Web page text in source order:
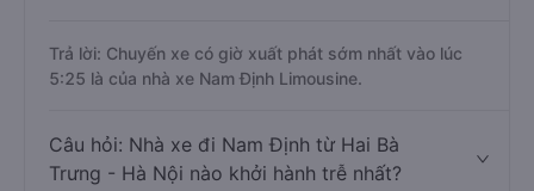
Trả lời: Chuyến xe có giờ xuất phát sớm nhất vào lúc
5:25 là của nhà xe Nam Định Limousine.
Câu hỏi: Nhà xe đi Nam Định từ Hai Bà
Trưng - Hà Nội nào khởi hành trễ nhất?